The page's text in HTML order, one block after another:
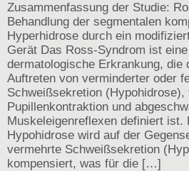
Zusammenfassung der Studie:
Behandlung der segmentalen
Hyperhidrose durch ein
Gerät Das Ross-Syndrom ist
dermatologische Erkrankung, die
Auftreten von verminderter oder
Schweißsekretion (Hypohidrose),
Pupillenkontraktion und
Muskeleigenreflexen definiert ist.
Hypohidrose wird auf der
vermehrte Schweißsekretion
kompensiert, was für die […]